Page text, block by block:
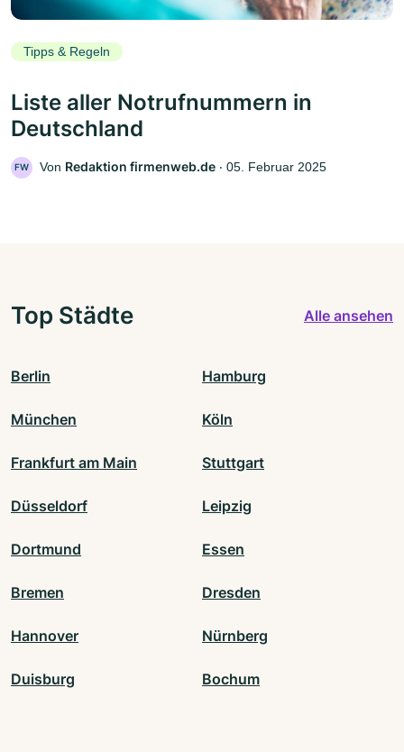
Tipps & Regeln
Liste aller Notrufnummern in
Deutschland
FW Von Redaktion firmenweb.de ‧ 05. Februar 2025
Top Städte Alle ansehen
Berlin Hamburg
München Köln
Frankfurt am Main Stuttgart
Düsseldorf Leipzig
Dortmund Essen
Bremen Dresden
Hannover Nürnberg
Duisburg Bochum